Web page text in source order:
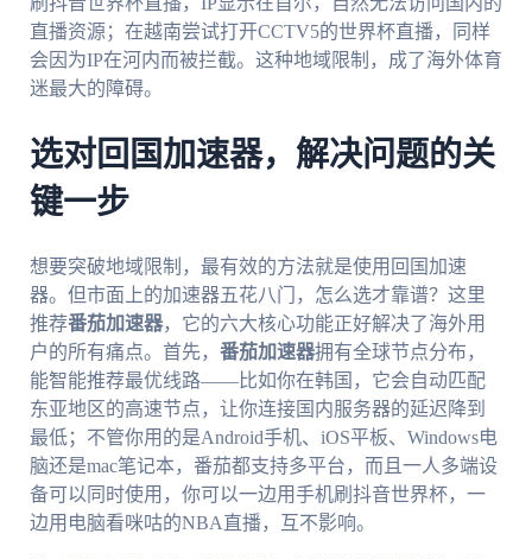
直播资源；在越南尝试打开CCTV5的世界杯直播，同样
会因为IP在河内而被拦截。这种地域限制，成了海外体育
迷最大的障碍。
选对回国加速器，解决问题的关
键一步
想要突破地域限制，最有效的方法就是使用回国加速
器。但市面上的加速器五花八门，怎么选才靠谱？这里
推荐番茄加速器，它的六大核心功能正好解决了海外用
户的所有痛点。首先， 番茄加速器拥有全球节点分布，
能智能推荐最优线路——比如你在韩国，它会自动匹配
东亚地区的高速节点，让你连接国内服务器的延迟降到
最低；不管你用的是Android手机、iOS平板、Windows电
脑还是mac笔记本，番茄都支持多平台，而且一人多端设
备可以同时使用，你可以一边用手机刷抖音世界杯，一
边用电脑看咪咕的NBA直播，互不影响。